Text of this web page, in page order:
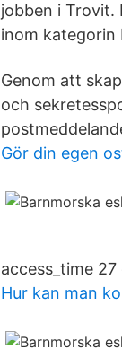
jobben i Trovit.
inom kategorin
Genom att
och
Gör din egen
access_time
Hur kan man